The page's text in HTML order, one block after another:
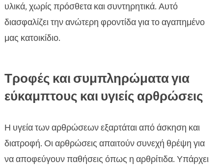
υλικά, χωρίς πρόσθετα και συντηρητικά. Αυτό
διασφαλίζει την ανώτερη φροντίδα για το αγαπημένο
μας κατοικίδιο.
Τροφές και συμπληρώματα για
εύκαμπτους και υγιείς αρθρώσεις
Η υγεία των αρθρώσεων εξαρτάται από άσκηση και
διατροφή. Οι αρθρώσεις απαιτούν συνεχή θρέψη για
να αποφεύγουν παθήσεις όπως η αρθρίτιδα. Υπάρχει